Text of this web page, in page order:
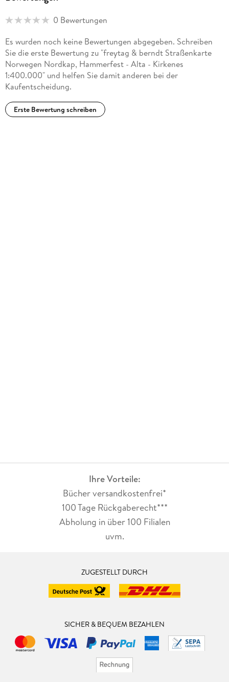
0 Bewertungen
Es wurden noch keine Bewertungen abgegeben. Schreiben
Sie die erste Bewertung zu "freytag & berndt Straßenkarte
Norwegen Nordkap, Hammerfest - Alta - Kirkenes
1:400.000" und helfen Sie damit anderen bei der
Kaufentscheidung.
Erste Bewertung schreiben
Ihre Vorteile:
Bücher versandkostenfrei*
100 Tage Rückgaberecht***
Abholung in über 100 Filialen
uvm.
ZUGESTELLT DURCH
SICHER & BEQUEM BEZAHLEN